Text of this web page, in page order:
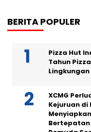
BERITA POPULER
Pizza Hut
Tahun
Lingkungan
XCMG
Kejuruan di